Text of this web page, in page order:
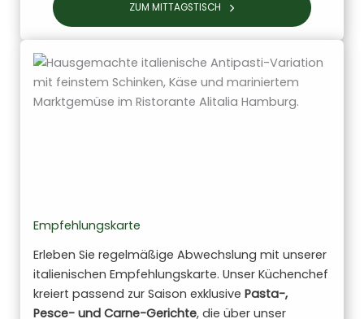
ZUM MITTAGSTISCH
Empfehlungskarte
Erleben Sie regelmäßige Abwechslung mit unserer
italienischen Empfehlungskarte. Unser Küchenchef
kreiert passend zur Saison exklusive Pasta-,
Pesce- und Carne-Gerichte, die über unser